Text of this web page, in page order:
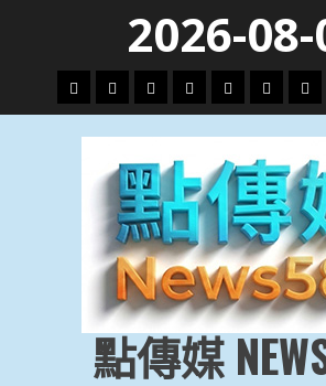
content
2026-
頭
條
財
經
地
方.
會
文
教.
技
專
題
娛
樂
劇
政
治
點傳媒